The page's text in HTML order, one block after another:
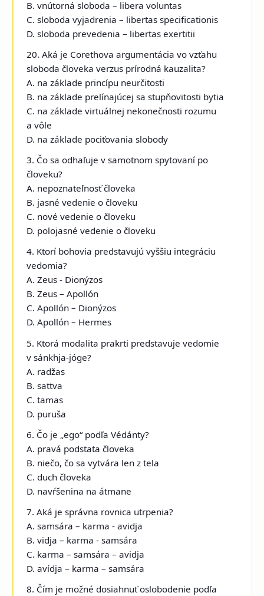
B. vnútorná sloboda – libera voluntas
C. sloboda vyjadrenia – libertas specificationis
D. sloboda prevedenia – libertas exertitii
20. Aká je Corethova argumentácia vo vzťahu
sloboda človeka verzus prírodná kauzalita?
A. na základe princípu neurčitosti
B. na základe prelínajúcej sa stupňovitosti bytia
C. na základe virtuálnej nekonečnosti rozumu
a vôle
D. na základe pociťovania slobody
3. Čo sa odhaľuje v samotnom spytovaní po
človeku?
A. nepoznateľnosť človeka
B. jasné vedenie o človeku
C. nové vedenie o človeku
D. polojasné vedenie o človeku
4. Ktorí bohovia predstavujú vyššiu integráciu
vedomia?
A. Zeus - Dionýzos
B. Zeus – Apollón
C. Apollón – Dionýzos
D. Apollón – Hermes
5. Ktorá modalita prakrti predstavuje vedomie
v sánkhja-jóge?
A. radžas
B. sattva
C. tamas
D. puruša
6. Čo je „ego“ podľa Védánty?
A. pravá podstata človeka
B. niečo, čo sa vytvára len z tela
C. duch človeka
D. navŕšenina na átmane
7. Aká je správna rovnica utrpenia?
A. samsára – karma - avidja
B. vidja – karma - samsára
C. karma – samsára – avidja
D. avídja – karma – samsára
8. Čím je možné dosiahnuť oslobodenie podľa